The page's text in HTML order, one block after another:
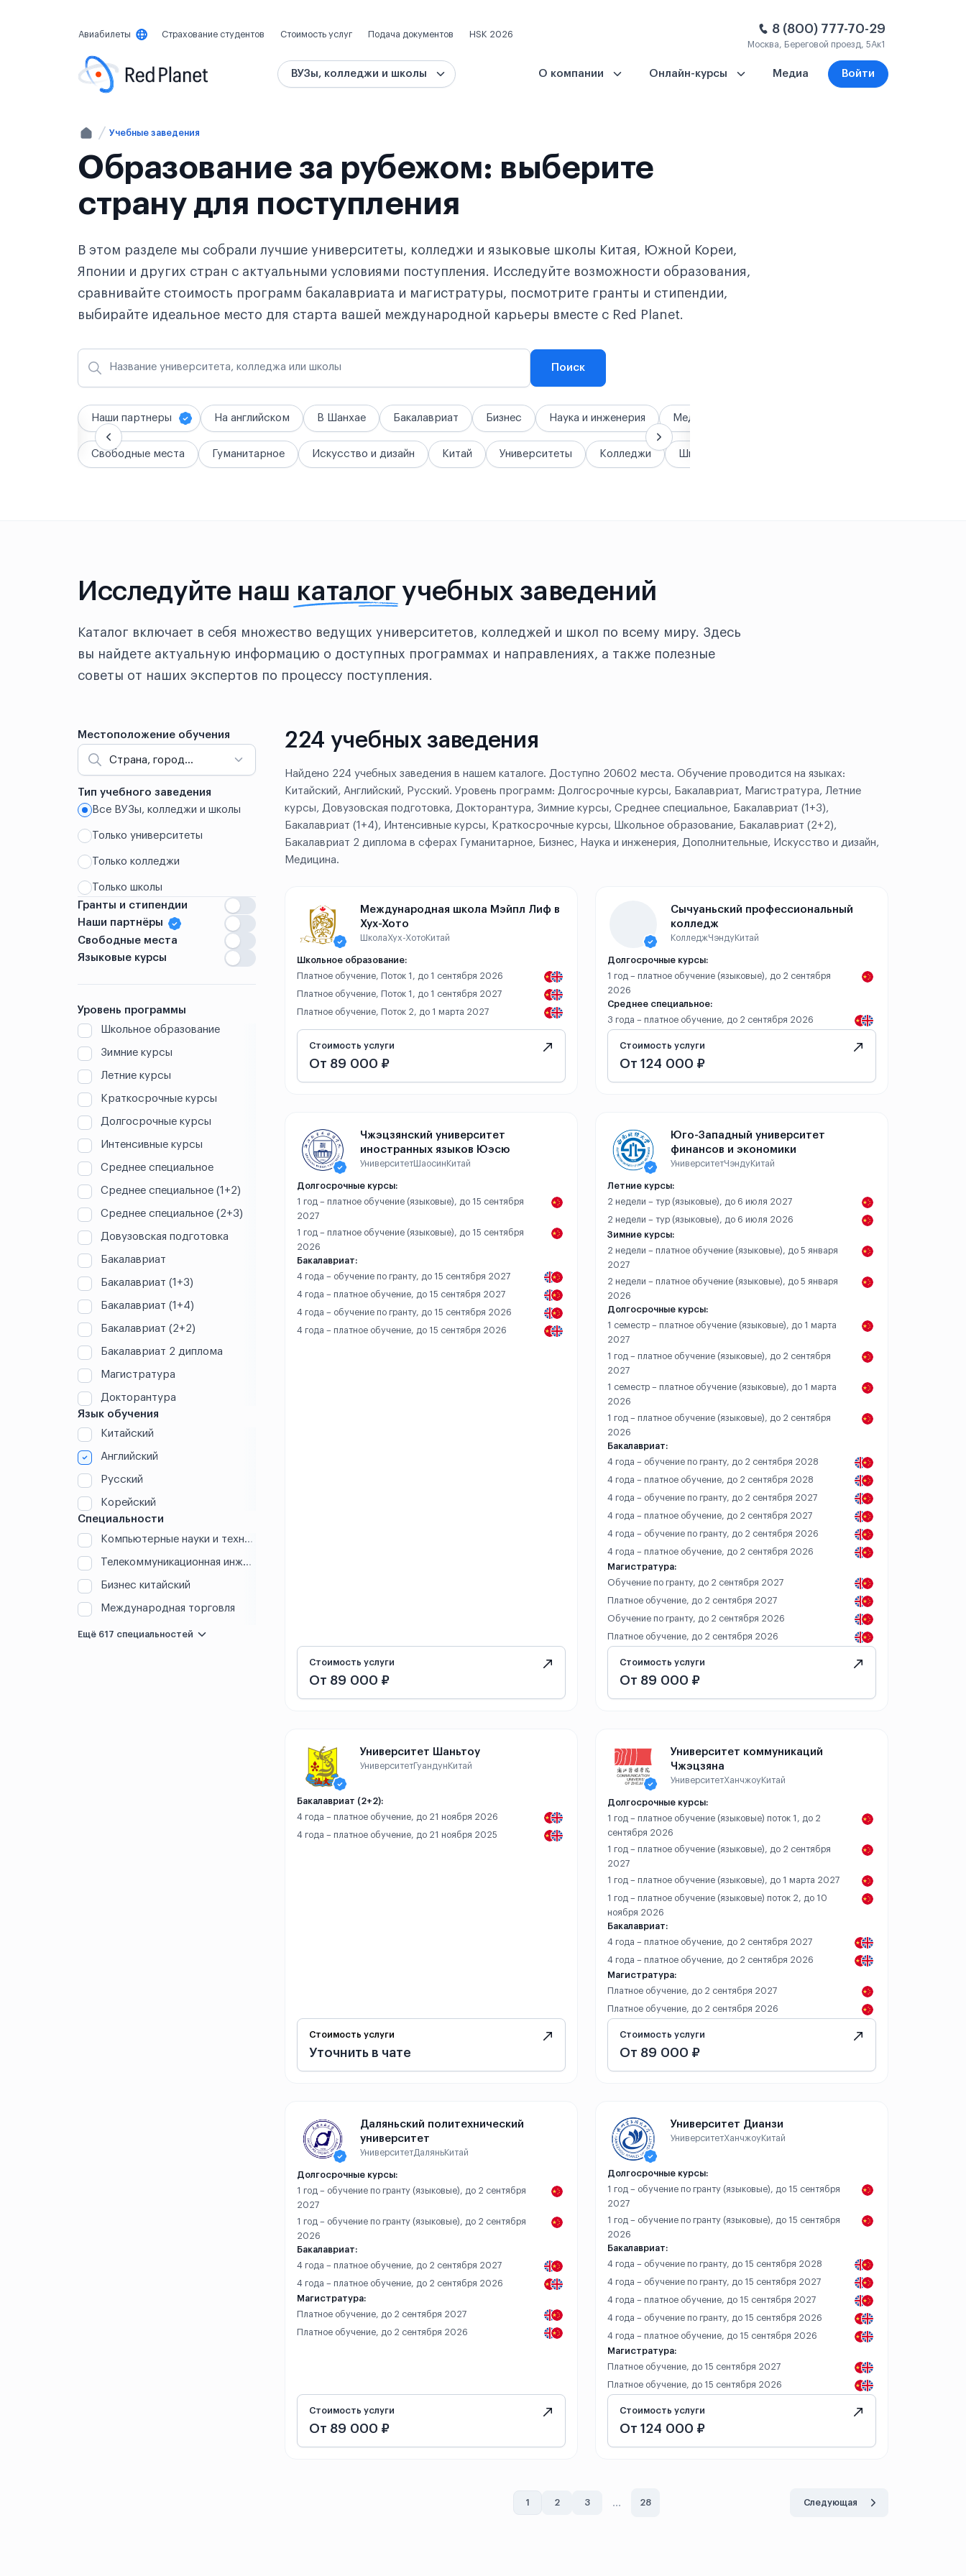
Авиабилеты Страхование студентов Стоимость услуг Подача документов HSK 2026 8 (800) 777-70-29
Москва, Береговой проезд, 5Ак1
ВУЗы, колледжи и школы О компании Онлайн-курсы Медиа Войти
Учебные заведения
Образование за рубежом: выберите
страну для поступления
В этом разделе мы собрали лучшие университеты, колледжи и языковые школы Китая, Южной Кореи,
Японии и других стран с актуальными условиями поступления. Исследуйте возможности образования,
сравнивайте стоимость программ бакалавриата и магистратуры, посмотрите гранты и стипендии,
выбирайте идеальное место для старта вашей международной карьеры вместе с Red Planet.
Название университета, колледжа или школы Поиск
Наши партнеры На английском В Шанхае Бакалавриат Бизнес Наука и инженерия Медицина
Свободные места Гуманитарное Искусство и дизайн Китай Университеты Колледжи Школы
Исследуйте наш каталог учебных заведений
Каталог включает в себя множество ведущих университетов, колледжей и школ по всему миру. Здесь
вы найдете актуальную информацию о доступных программах и направлениях, а также полезные
советы от наших экспертов по процессу поступления.
Местоположение обучения
Страна, город...
Китай
Аньшань
Бэнбу
Вэйхай
Гонконг
Гуанчжоу
Гуаньхань
Гуйян
Далянь
Даньян
Дэчжоу
Дэян
Жичжао
Куньмин
Куньшань
Ланьчжоу
Лохэ
Лоян
Тип учебного заведения
Все ВУЗы, колледжи и школы
Только университеты
Только колледжи
Только школы
Гранты и стипендии
Наши партнёры
Свободные места
Языковые курсы
Уровень программы
Школьное образование
Зимние курсы
Летние курсы
Краткосрочные курсы
Долгосрочные курсы
Интенсивные курсы
Среднее специальное
Среднее специальное (1+2)
Среднее специальное (2+3)
Довузовская подготовка
Бакалавриат
Бакалавриат (1+3)
Бакалавриат (1+4)
Бакалавриат (2+2)
Бакалавриат 2 диплома
Магистратура
Докторантура
Язык обучения
Китайский
Английский
Русский
Корейский
Специальности
Компьютерные науки и технологии (IT)
Телекоммуникационная инженерия
Бизнес китайский
Международная торговля
Ещё 617 специальностей
224 учебных заведения
Найдено 224 учебных заведения в нашем каталоге. Доступно 20602 места. Обучение проводится на языках:
Китайский, Английский, Русский. Уровень программ: Долгосрочные курсы, Бакалавриат, Магистратура, Летние
курсы, Довузовская подготовка, Докторантура, Зимние курсы, Среднее специальное, Бакалавриат (1+3),
Бакалавриат (1+4), Интенсивные курсы, Краткосрочные курсы, Школьное образование, Бакалавриат (2+2),
Бакалавриат 2 диплома в сферах Гуманитарное, Бизнес, Наука и инженерия, Дополнительные, Искусство и дизайн,
Медицина.
Международная школа Мэйпл Лиф в
Хух-Хото
ШколаХух-ХотоКитай
Школьное образование:
Платное обучение, Поток 1, до 1 сентября 2026
Платное обучение, Поток 1, до 1 сентября 2027
Платное обучение, Поток 2, до 1 марта 2027
Стоимость услуги
От 89 000 ₽
Сычуаньский профессиональный
колледж
КолледжЧэндуКитай
Долгосрочные курсы:
1 год – платное обучение (языковые), до 2 сентября
2026
Среднее специальное:
3 года – платное обучение, до 2 сентября 2026
Стоимость услуги
От 124 000 ₽
Чжэцзянский университет
иностранных языков Юэсю
Университет Шаосин Китай
Долгосрочные курсы:
1 год – платное обучение (языковые), до 15 сентября
2027
1 год – платное обучение (языковые), до 15 сентября
2026
Бакалавриат:
4 года – обучение по гранту, до 15 сентября 2027
4 года – платное обучение, до 15 сентября 2027
4 года – обучение по гранту, до 15 сентября 2026
4 года – платное обучение, до 15 сентября 2026
Стоимость услуги
От 89 000 ₽
Юго-Западный университет
финансов и экономики
УниверситетЧэндуКитай
Летние курсы:
2 недели – тур (языковые), до 6 июля 2027
2 недели – тур (языковые), до 6 июля 2026
Зимние курсы:
2 недели – платное обучение (языковые), до 5 января
2027
2 недели – платное обучение (языковые), до 5 января
2026
Долгосрочные курсы:
1 семестр – платное обучение (языковые), до 1 марта
2027
1 год – платное обучение (языковые), до 2 сентября
2027
1 семестр – платное обучение (языковые), до 1 марта
2026
1 год – платное обучение (языковые), до 2 сентября
2026
Бакалавриат:
4 года – обучение по гранту, до 2 сентября 2028
4 года – платное обучение, до 2 сентября 2028
4 года – обучение по гранту, до 2 сентября 2027
4 года – платное обучение, до 2 сентября 2027
4 года – обучение по гранту, до 2 сентября 2026
4 года – платное обучение, до 2 сентября 2026
Магистратура:
Обучение по гранту, до 2 сентября 2027
Платное обучение, до 2 сентября 2027
Обучение по гранту, до 2 сентября 2026
Платное обучение, до 2 сентября 2026
Стоимость услуги
От 89 000 ₽
Университет Шаньтоу
УниверситетГуандун Китай
Бакалавриат (2+2):
4 года – платное обучение, до 21 ноября 2026
4 года – платное обучение, до 21 ноября 2025
Стоимость услуги
Уточнить в чате
Университет коммуникаций
Чжэцзяна
УниверситетХанчжоуКитай
Долгосрочные курсы:
1 год – платное обучение (языковые) поток 1, до 2
сентября 2026
1 год – платное обучение (языковые), до 2 сентября
2027
1 год – платное обучение (языковые), до 1 марта 2027
1 год – платное обучение (языковые) поток 2, до 10
ноября 2026
Бакалавриат:
4 года – платное обучение, до 2 сентября 2027
4 года – платное обучение, до 2 сентября 2026
Магистратура:
Платное обучение, до 2 сентября 2027
Платное обучение, до 2 сентября 2026
Стоимость услуги
От 89 000 ₽
Даляньский политехнический
университет
УниверситетДаляньКитай
Долгосрочные курсы:
1 год – обучение по гранту (языковые), до 2 сентября
2027
1 год – обучение по гранту (языковые), до 2 сентября
2026
Бакалавриат:
4 года – платное обучение, до 2 сентября 2027
4 года – платное обучение, до 2 сентября 2026
Магистратура:
Платное обучение, до 2 сентября 2027
Платное обучение, до 2 сентября 2026
Стоимость услуги
От 89 000 ₽
Университет Дианзи
УниверситетХанчжоуКитай
Долгосрочные курсы:
1 год – обучение по гранту (языковые), до 15 сентября
2027
1 год – обучение по гранту (языковые), до 15 сентября
2026
Бакалавриат:
4 года – обучение по гранту, до 15 сентября 2028
4 года – обучение по гранту, до 15 сентября 2027
4 года – платное обучение, до 15 сентября 2027
4 года – обучение по гранту, до 15 сентября 2026
4 года – платное обучение, до 15 сентября 2026
Магистратура:
Платное обучение, до 15 сентября 2027
Платное обучение, до 15 сентября 2026
Стоимость услуги
От 124 000 ₽
1 2 3 ... 28 Следующая